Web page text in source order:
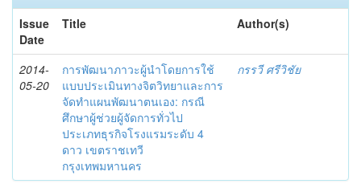
Issue
Date
Title Author(s)
2014-
05-20
การพัฒนาภาวะผู้นำโดยการใช้
แบบประเมินทางจิตวิทยาและการ
จัดทำแผนพัฒนาตนเอง: กรณี
ศึกษาผู้ช่วยผู้จัดการทั่วไป
ประเภทธุรกิจโรงแรมระดับ 4
ดาว เขตราชเทวี
กรุงเทพมหานคร
กรรวี ศรีวิชัย